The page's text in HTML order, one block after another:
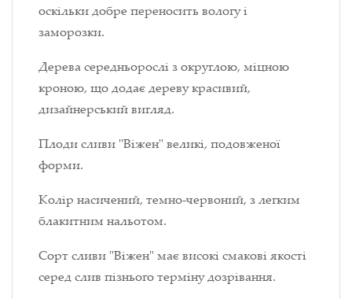
оскільки добре переносить вологу і
заморозки.
Дерева середньорослі з округлою, міцною
кроною, що додає дереву красивий,
дизайнерський вигляд.
Плоди сливи "Віжен" великі, подовженої
форми.
Колір насичений, темно-червоний, з легким
блакитним нальотом.
Сорт сливи "Віжен" має високі смакові якості
серед слив пізнього терміну дозрівання.